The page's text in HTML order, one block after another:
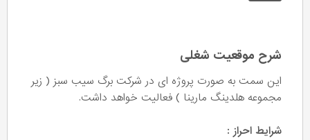
شرح موقعیت شغلی
این سمت به صورت پروژه ای در شرکت برگ سیب سبز ( زیر
مجموعه هلدینگ مارینا ) فعالیت خواهد داشت.
شرایط احراز :